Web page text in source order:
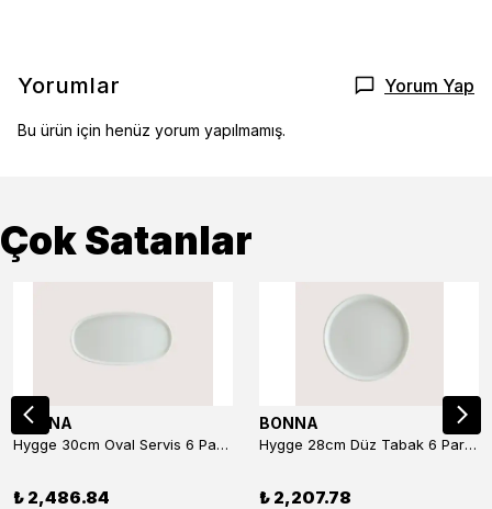
Yorumlar Yorum Yap
Bu ürün için henüz yorum yapılmamış.
Çok Satanlar
BONNA
Hygge 30cm Oval Servis 6 Parça
₺ 2,486.84
BONNA
Hygge 28cm Düz Tabak 6 Parça
₺ 2,207.78